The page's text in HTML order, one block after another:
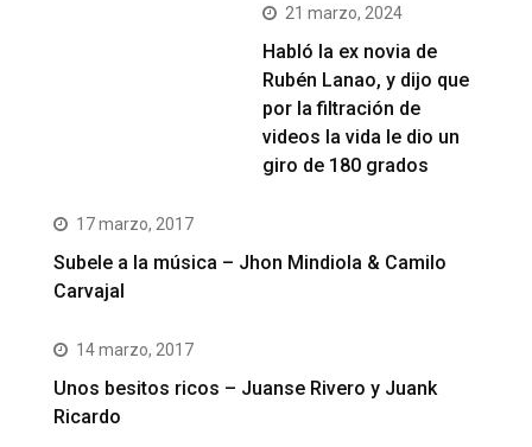
21 marzo, 2024
Habló la ex novia de
Rubén Lanao, y dijo que
por la filtración de
videos la vida le dio un
giro de 180 grados
17 marzo, 2017
Subele a la música – Jhon Mindiola & Camilo
Carvajal
14 marzo, 2017
Unos besitos ricos – Juanse Rivero y Juank
Ricardo